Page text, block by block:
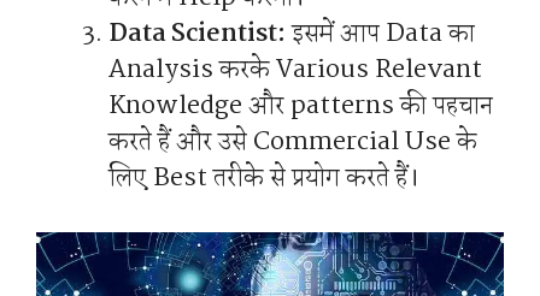
Data Scientist:इसमें आप Data का
Analysis करके Various Relevant
Knowledge और patterns की पहचान
करते हैं और उसे Commercial Use के
लिए Best तरीके से प्रयोग करते हैं।